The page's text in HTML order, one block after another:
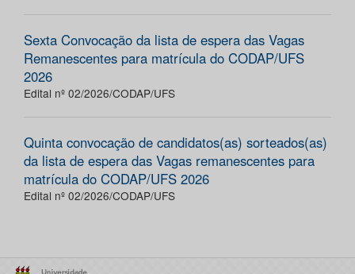
Sexta Convocação da lista de espera das Vagas
Remanescentes para matrícula do CODAP/UFS
2026
Edital nº 02/2026/CODAP/UFS
Quinta convocação de candidatos(as) sorteados(as)
da lista de espera das Vagas remanescentes para
matrícula do CODAP/UFS 2026
Edital nº 02/2026/CODAP/UFS